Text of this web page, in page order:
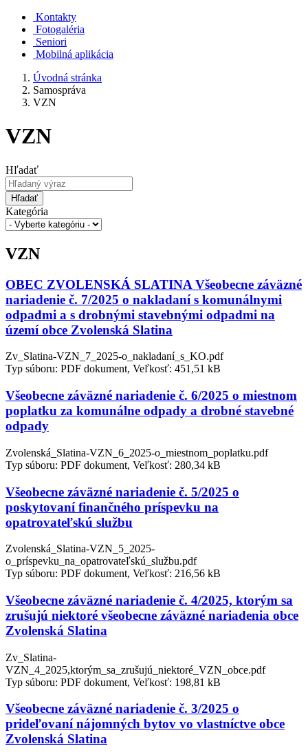
Kontakty
Fotogaléria
Seniori
Mobilná aplikácia
Úvodná stránka
Samospráva
VZN
VZN
Hľadať
Hľadať
Kategória
VZN
OBEC ZVOLENSKÁ SLATINA Všeobecne záväzné
nariadenie č. 7/2025 o nakladaní s komunálnymi
odpadmi a s drobnými stavebnými odpadmi na
území obce Zvolenská Slatina
Zv_Slatina-VZN_7_2025-o_nakladaní_s_KO.pdf
Typ súboru: PDF dokument, Veľkosť: 451,51 kB
Všeobecne záväzné nariadenie č. 6/2025 o miestnom
poplatku za komunálne odpady a drobné stavebné
odpady
Zvolenská_Slatina-VZN_6_2025-o_miestnom_poplatku.pdf
Typ súboru: PDF dokument, Veľkosť: 280,34 kB
Všeobecne záväzné nariadenie č. 5/2025 o
poskytovaní finančného príspevku na
opatrovateľskú službu
Zvolenská_Slatina-VZN_5_2025-
o_príspevku_na_opatrovateľskú_službu.pdf
Typ súboru: PDF dokument, Veľkosť: 216,56 kB
Všeobecne záväzné nariadenie č. 4/2025, ktorým sa
zrušujú niektoré všeobecne záväzné nariadenia obce
Zvolenská Slatina
Zv_Slatina-
VZN_4_2025,ktorým_sa_zrušujú_niektoré_VZN_obce.pdf
Typ súboru: PDF dokument, Veľkosť: 198,81 kB
Všeobecne záväzné nariadenie č. 3/2025 o
prideľovaní nájomných bytov vo vlastníctve obce
Zvolenská Slatina